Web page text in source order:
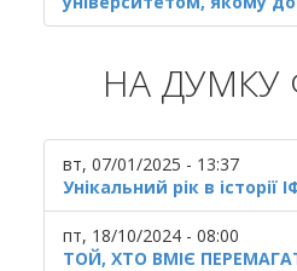
НА ДУМКУ
вт, 07/01/2025 - 13:37
Унікальний рік в історії
пт, 18/10/2024 - 08:00
ТОЙ, ХТО ВМІЄ